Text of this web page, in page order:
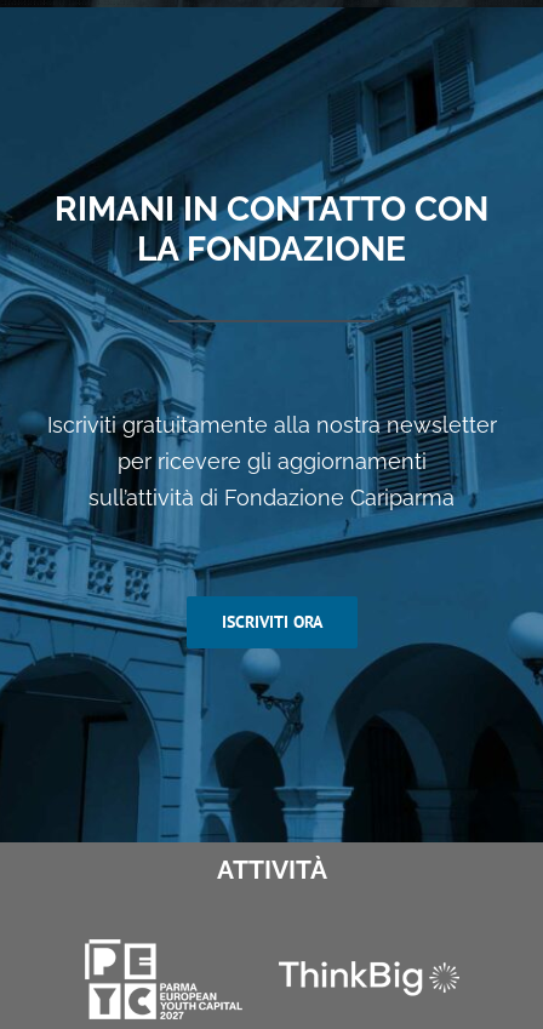
RIMANI IN CONTATTO CON
LA FONDAZIONE
Iscriviti gratuitamente alla nostra newsletter
per ricevere gli aggiornamenti
sull’attività di Fondazione Cariparma
ISCRIVITI ORA
ATTIVITÀ